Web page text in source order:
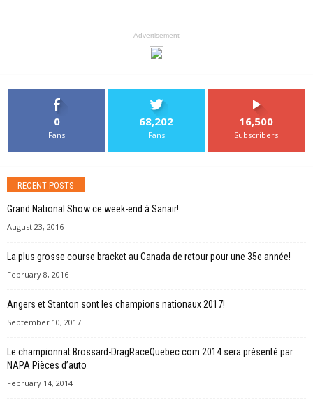
- Advertisement -
0
Fans
68,202
Fans
16,500
Subscribers
RECENT POSTS
Grand National Show ce week-end à Sanair!
August 23, 2016
La plus grosse course bracket au Canada de retour pour une 35e année!
February 8, 2016
Angers et Stanton sont les champions nationaux 2017!
September 10, 2017
Le championnat Brossard-DragRaceQuebec.com 2014 sera présenté par
NAPA Pièces d’auto
February 14, 2014